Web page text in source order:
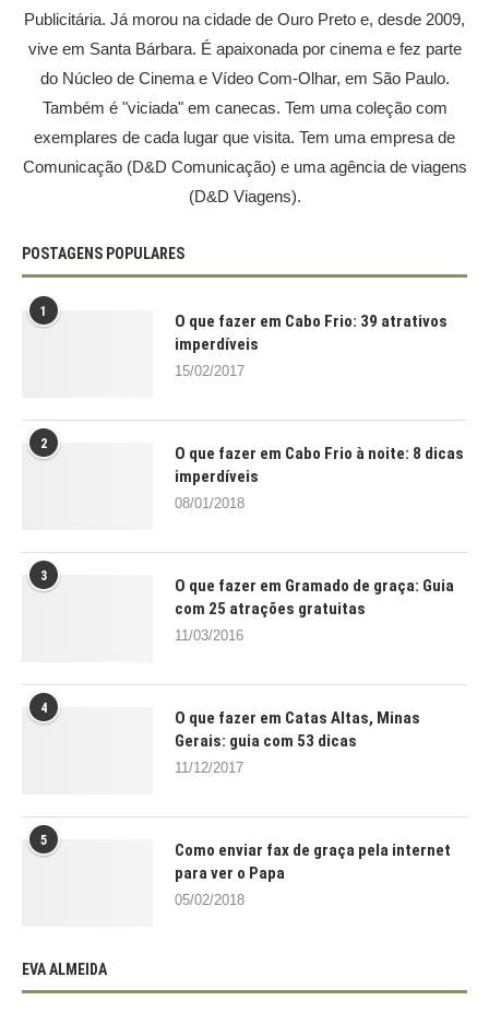
Publicitária. Já morou na cidade de Ouro Preto e, desde 2009,
vive em Santa Bárbara. É apaixonada por cinema e fez parte
do Núcleo de Cinema e Vídeo Com-Olhar, em São Paulo.
Também é "viciada" em canecas. Tem uma coleção com
exemplares de cada lugar que visita. Tem uma empresa de
Comunicação (D&D Comunicação) e uma agência de viagens
(D&D Viagens).
POSTAGENS POPULARES
1
O que fazer em Cabo Frio: 39 atrativos
imperdíveis
15/02/2017
2
O que fazer em Cabo Frio à noite: 8 dicas
imperdíveis
08/01/2018
3
O que fazer em Gramado de graça: Guia
com 25 atrações gratuitas
11/03/2016
4
O que fazer em Catas Altas, Minas
Gerais: guia com 53 dicas
11/12/2017
5
Como enviar fax de graça pela internet
para ver o Papa
05/02/2018
EVA ALMEIDA